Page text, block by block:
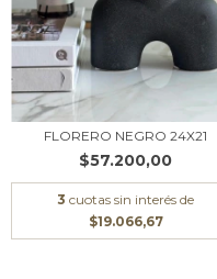
FLORERO NEGRO 24X21
$57.200,00
3 cuotas sin interés de
$19.066,67